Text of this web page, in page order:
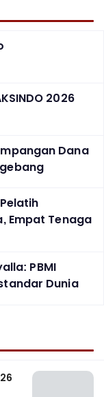
2026
Dana
Empat Tenaga
PBMI
Dunia